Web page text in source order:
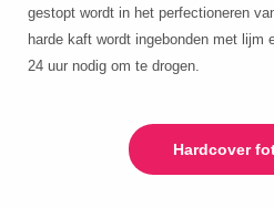
gestopt wordt in het perfectioneren
harde kaft wordt ingebonden met lijm
24 uur nodig om te drogen.
Hardcover